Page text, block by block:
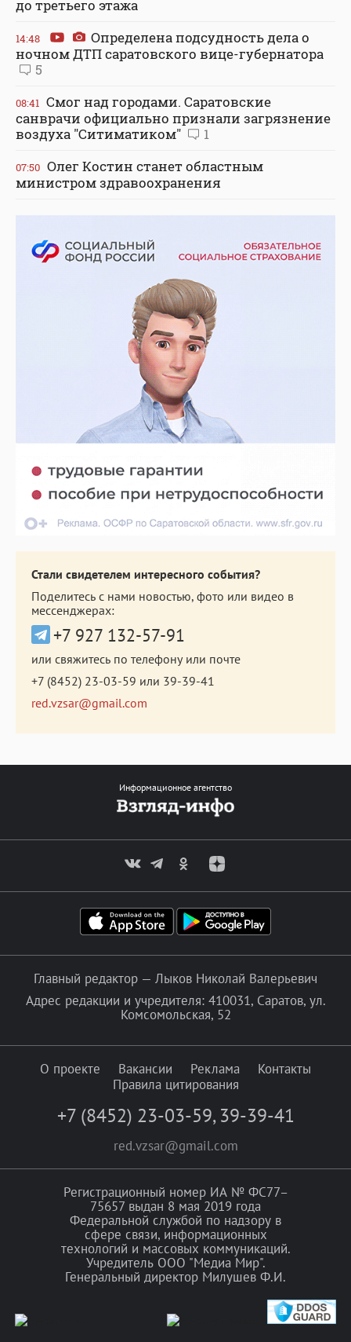
до третьего этажа
14:48
Определена подсудность дела о
ночном ДТП саратовского вице-губернатора
5
08:41 Смог над городами. Саратовские
санврачи официально признали загрязнение
воздуха "Ситиматиком"
1
07:50 Олег Костин станет областным
министром здравоохранения
Стали свидетелем интересного события?
Поделитесь с нами новостью, фото или видео в
мессенджерах:
+7 927 132-57-91
или свяжитесь по телефону или почте
+7 (8452) 23-03-59 или 39-39-41
red.vzsar@gmail.com
Информационное агентство
Главный редактор — Лыков Николай Валерьевич
Адрес редакции и учредителя: 410031, Саратов, ул.
Комсомольская, 52
О проекте Вакансии Реклама
Контакты
Правила цитирования
+7 (8452) 23-03-59, 39-39-41
red.vzsar@gmail.com
Регистрационный номер ИА № ФС77–
75657 выдан 8 мая 2019 года
Федеральной службой по надзору в
сфере связи, информационных
технологий и массовых коммуникаций.
Учредитель ООО "Медиа Мир".
Генеральный директор Милушев Ф.И.